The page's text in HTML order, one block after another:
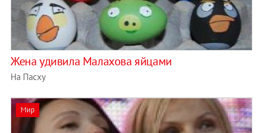
Жена удивила Малахова яйцами
На Пасху
Мир